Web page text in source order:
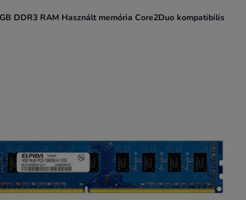
DDR3 RAM Használt memória Core2Duo kompatibilis